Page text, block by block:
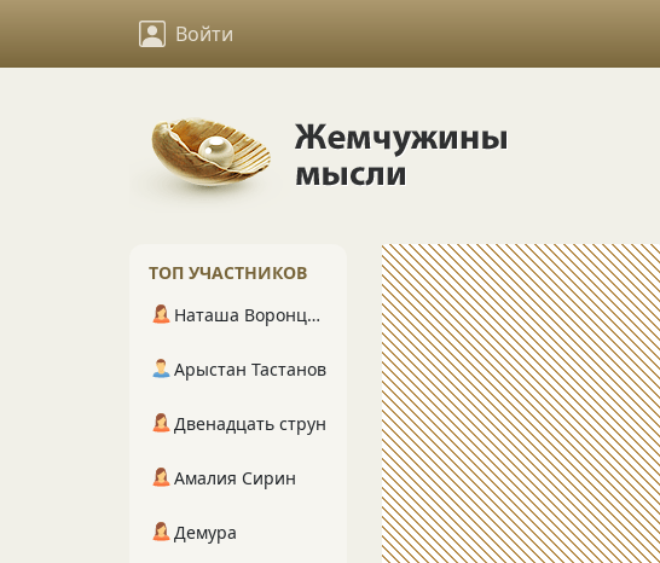
Войти
ТОП УЧАСТНИКОВ
Наташа Воронцова
Арыстан Тастанов
Двенадцать струн
Амалия Сирин
Демура